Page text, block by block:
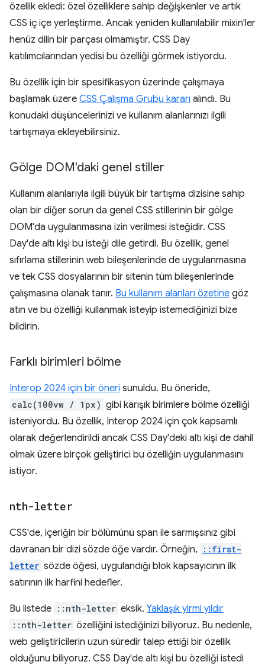
özellik ekledi: özel özelliklere sahip değişkenler ve artık
CSS iç içe yerleştirme. Ancak yeniden kullanılabilir mixin'ler
henüz dilin bir parçası olmamıştır. CSS Day
katılımcılarından yedisi bu özelliği görmek istiyordu.
Bu özellik için bir spesifikasyon üzerinde çalışmaya
başlamak üzere CSS Çalışma Grubu kararı alındı. Bu
konudaki düşüncelerinizi ve kullanım alanlarınızı ilgili
tartışmaya ekleyebilirsiniz.
Gölge DOM'daki genel stiller
Kullanım alanlarıyla ilgili büyük bir tartışma dizisine sahip
olan bir diğer sorun da genel CSS stillerinin bir gölge
DOM'da uygulanmasına izin verilmesi isteğidir. CSS
Day'de altı kişi bu isteği dile getirdi. Bu özellik, genel
sıfırlama stillerinin web bileşenlerinde de uygulanmasına
ve tek CSS dosyalarının bir sitenin tüm bileşenlerinde
çalışmasına olanak tanır. Bu kullanım alanları özetine göz
atın ve bu özelliği kullanmak isteyip istemediğinizi bize
bildirin.
Farklı birimleri bölme
Interop 2024 için bir öneri sunuldu. Bu öneride,
calc(100vw / 1px) gibi karışık birimlere bölme özelliği
isteniyordu. Bu özellik, Interop 2024 için çok kapsamlı
olarak değerlendirildi ancak CSS Day'deki altı kişi de dahil
olmak üzere birçok geliştirici bu özelliğin uygulanmasını
istiyor.
nth-letter
CSS'de, içeriğin bir bölümünü span ile sarmışsınız gibi
davranan bir dizi sözde öğe vardır. Örneğin,
::first-
letter sözde öğesi, uygulandığı blok kapsayıcının ilk
satırının ilk harfini hedefler.
Bu listede ::nth-letter eksik. Yaklaşık yirmi yıldır
::nth-letter özelliğini istediğinizi biliyoruz. Bu nedenle,
web geliştiricilerin uzun süredir talep ettiği bir özellik
olduğunu biliyoruz. CSS Day'de altı kişi bu özelliği istedi